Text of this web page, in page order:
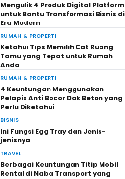
Mengulik 4 Produk Digital Platform
untuk Bantu Transformasi Bisnis di
Era Modern
RUMAH & PROPERTI
Ketahui Tips Memilih Cat Ruang
Tamu yang Tepat untuk Rumah
Anda
RUMAH & PROPERTI
4 Keuntungan Menggunakan
Pelapis Anti Bocor Dak Beton yang
Perlu Diketahui
BISNIS
Ini Fungsi Egg Tray dan Jenis-
jenisnya
TRAVEL
Berbagai Keuntungan Titip Mobil
Rental di Naba Transport yang